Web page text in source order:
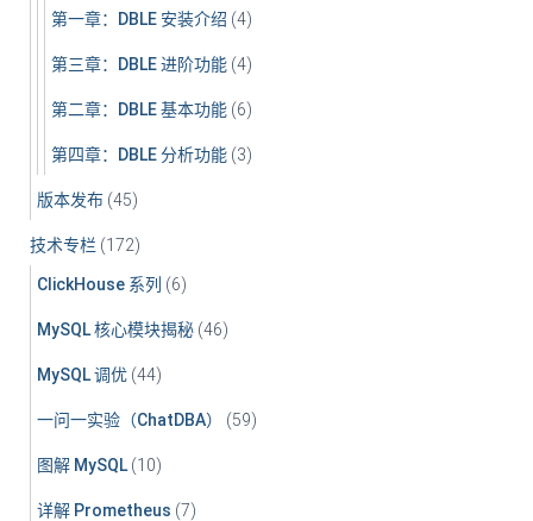
第一章：DBLE 安装介绍 (4)
第三章：DBLE 进阶功能 (4)
第二章：DBLE 基本功能 (6)
第四章：DBLE 分析功能 (3)
版本发布 (45)
技术专栏 (172)
ClickHouse 系列 (6)
MySQL 核心模块揭秘 (46)
MySQL 调优 (44)
一问一实验（ChatDBA） (59)
图解 MySQL (10)
详解 Prometheus (7)